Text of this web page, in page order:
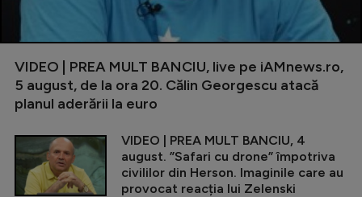
VIDEO | PREA MULT BANCIU, live pe iAMnews.ro,
5 august, de la ora 20. Călin Georgescu atacă
planul aderării la euro
VIDEO | PREA MULT BANCIU, 4
august. ”Safari cu drone” împotriva
civililor din Herson. Imaginile care au
provocat reacția lui Zelenski